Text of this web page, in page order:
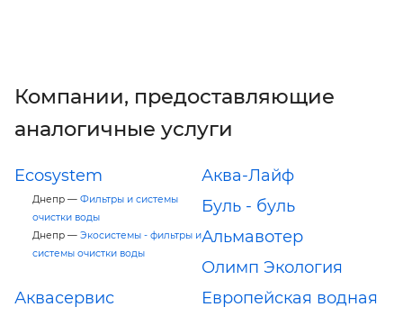
Компании, предоставляющие
аналогичные услуги
Ecosystem
Днепр — Фильтры и системы
очистки воды
Днепр — Экосистемы - фильтры и
системы очистки воды
Аква-Лайф
Буль - буль
Альмавотер
Олимп Экология
Аквасервис
Европейская водная